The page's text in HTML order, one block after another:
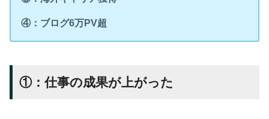
④：ブログ6万PV超
①：仕事の成果が上がった